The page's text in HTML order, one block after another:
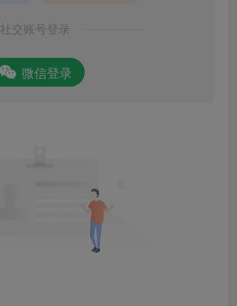
社交账号登录
微信登录